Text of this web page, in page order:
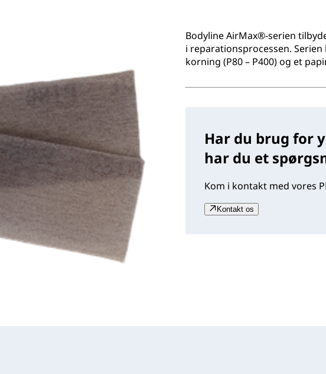
Bodyline AirMax®-serien
i reparationsprocessen.
korning (P80 – P400) og et
Har du brug for
har du et
Kom i kontakt med vores
Kontakt os